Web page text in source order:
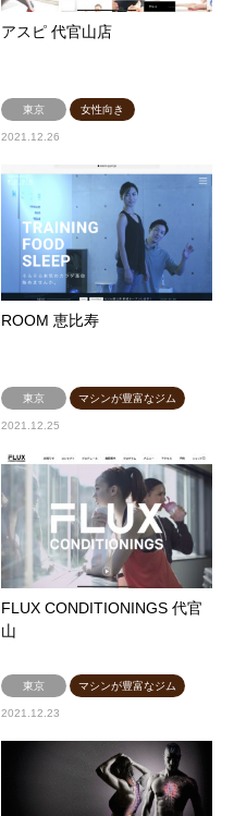
アスピ 代官山店
東京 女性向き
2021.12.26
ROOM 恵比寿
東京 マシンが豊富なジム
2021.12.25
FLUX CONDITIONINGS 代官
山
東京 マシンが豊富なジム
2021.12.23